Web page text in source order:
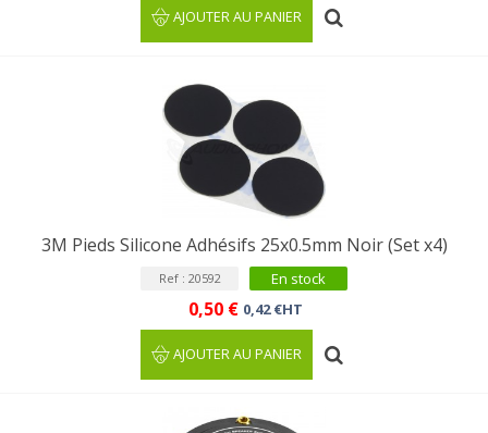
AJOUTER AU PANIER
3M Pieds Silicone Adhésifs 25x0.5mm Noir (Set x4)
Ref : 20592 En stock
0,50 € 0,42 €HT
AJOUTER AU PANIER